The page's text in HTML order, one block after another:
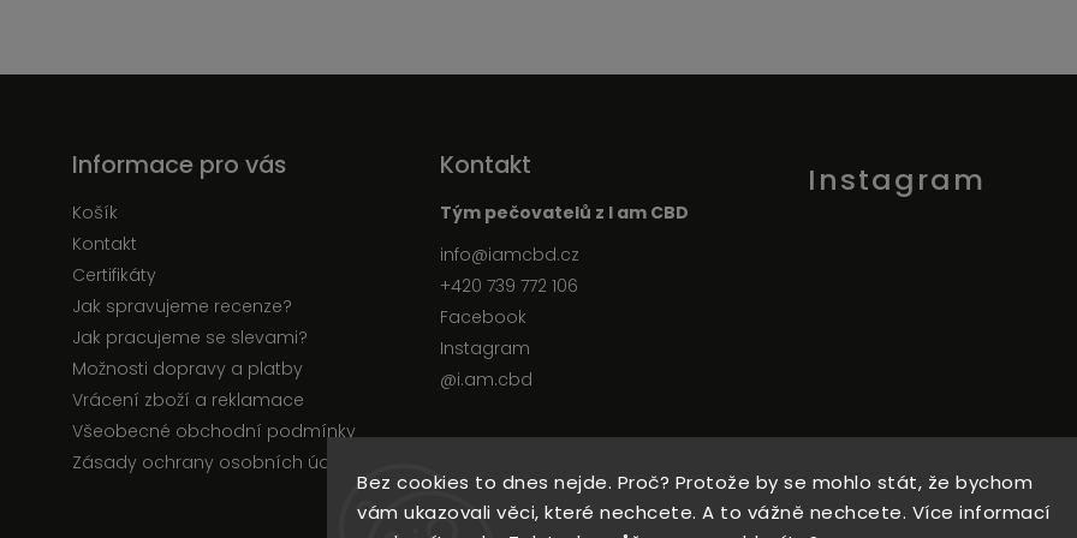
Bez cookies to dnes nejde. Proč? Protože by se mohlo stát, že bychom
vám ukazovali věci, které nechcete. A to vážně nechcete. Více informací
Instagram
Informace pro vás
Košík
Kontakt
Certifikáty
Jak spravujeme recenze?
Jak pracujeme se slevami?
Možnosti dopravy a platby
Vrácení zboží a reklamace
Všeobecné obchodní podmínky
Zásady ochrany osobních údajů
Kontakt
Tým pečovatelů z I am CBD
info@iamcbd.cz
+420 739 772 106
Facebook
Instagram
@i.am.cbd